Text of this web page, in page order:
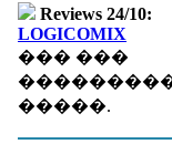
Reviews 24/10:
LOGICOMIX
��� ���
�����.